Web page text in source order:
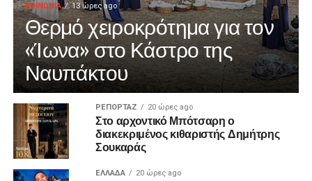
ΚΟΙΝΩΝΙΑ 13 ώρες ago
Θερμό χειροκρότημα για τον
«Ίωνα» στο Κάστρο της
Ναυπάκτου
ΡΕΠΟΡΤΑΖ 20 ώρες ago
Στο αρχοντικό Μπότσαρη ο
διακεκριμένος κιθαριστής Δημήτρης
Σουκαράς
ΕΛΛΑΔΑ 20 ώρες ago